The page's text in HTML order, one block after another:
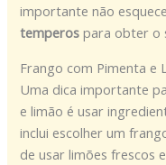
importante não
temperos para obter o
Frango com Pimenta e
Uma dica importante
e limão é usar
inclui escolher um
de usar limões frescos